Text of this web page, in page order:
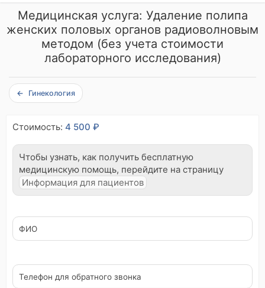
УСЛОВИЯХ
ДИАГНОСТИЧЕСКИЕ ИССЛЕДОВАНИЯ
ЛАБОРАТОРНЫЕ ИССЛЕДОВАНИЯ
УСЛУГИ ЦЕНТРА ПРОФПАТОЛОГИИ
Медицинская услуга: Удаление полипа
женских половых органов радиоволновым
методом (без учета стоимости
лабораторного исследования)
Гинекология
Стоимость: 4 500 ₽
Чтобы узнать, как получить бесплатную
медицинскую помощь, перейдите на страницу
Информация для пациентов
В
н
е
л
о
ФИО
Телефон для обратного звонка